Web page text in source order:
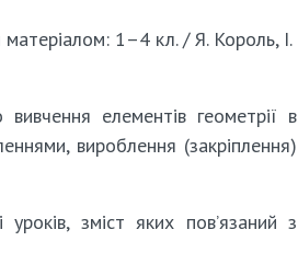
1–4 кл. / Я. Король, І.
елементів геометрії в
вироблення (закріплення)
зміст яких пов’язаний з